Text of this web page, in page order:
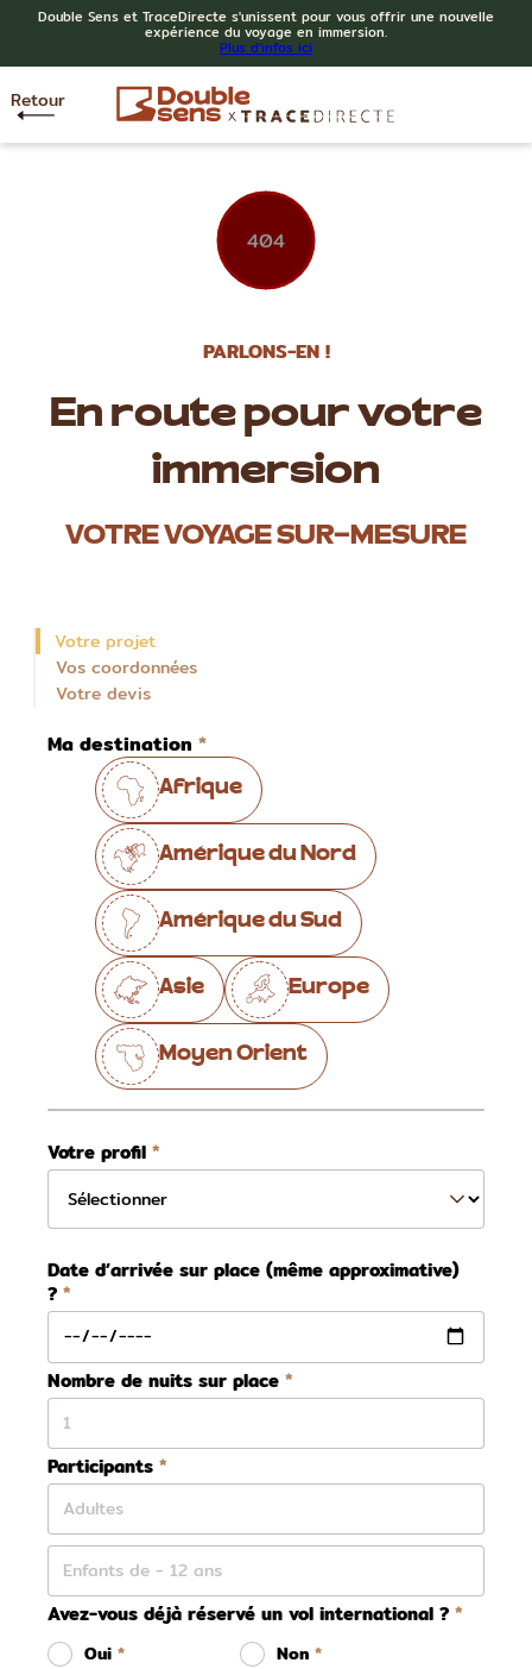
Double Sens et TraceDirecte s'unissent pour vous offrir une nouvelle
expérience du voyage en immersion.
Plus d'infos ici
Retour
404
PARLONS-EN !
En route pour votre
immersion
VOTRE VOYAGE SUR-MESURE
Votre projet
Vos coordonnées
Votre devis
Ma destination
Afrique
Amérique du Nord
Amérique du Sud
Asie Europe
Moyen Orient
Votre profil
Date d’arrivée sur place (même approximative)
?
Nombre de nuits sur place
Participants
Avez-vous déjà réservé un vol international ?
Oui Non